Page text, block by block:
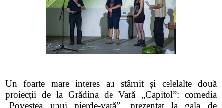
Un foarte mare interes au stârnit și celelalte două
proiecții de la Grădina de Vară „Capitol”: comedia
„Povestea unui pierde-vară”, prezentat la gala de